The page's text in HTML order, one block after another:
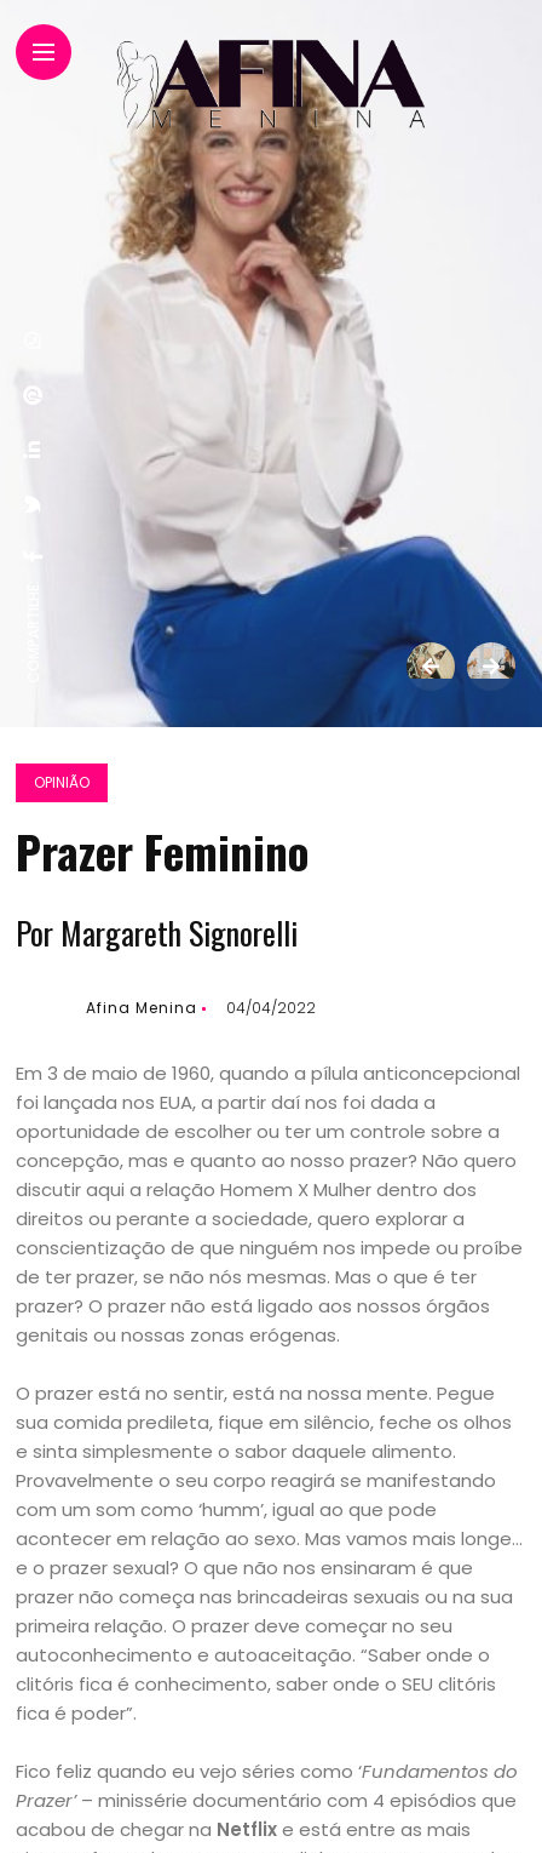
OPINIÃO
Prazer Feminino
Por Margareth Signorelli
Afina Menina 04/04/2022
Em 3 de maio de 1960, quando a pílula anticoncepcional
foi lançada nos EUA, a partir daí nos foi dada a
oportunidade de escolher ou ter um controle sobre a
concepção, mas e quanto ao nosso prazer? Não quero
discutir aqui a relação Homem X Mulher dentro dos
direitos ou perante a sociedade, quero explorar a
conscientização de que ninguém nos impede ou proíbe
de ter prazer, se não nós mesmas. Mas o que é ter
prazer? O prazer não está ligado aos nossos órgãos
genitais ou nossas zonas erógenas.
O prazer está no sentir, está na nossa mente. Pegue
sua comida predileta, fique em silêncio, feche os olhos
e sinta simplesmente o sabor daquele alimento.
Provavelmente o seu corpo reagirá se manifestando
com um som como ‘humm’, igual ao que pode
acontecer em relação ao sexo. Mas vamos mais longe…
e o prazer sexual? O que não nos ensinaram é que
prazer não começa nas brincadeiras sexuais ou na sua
primeira relação. O prazer deve começar no seu
autoconhecimento e autoaceitação. “Saber onde o
clitóris fica é conhecimento, saber onde o SEU clitóris
fica é poder”.
Fico feliz quando eu vejo séries como ‘Fundamentos do
Prazer’– minissérie documentário com 4 episódios que
acabou de chegar na Netflixe está entre as mais